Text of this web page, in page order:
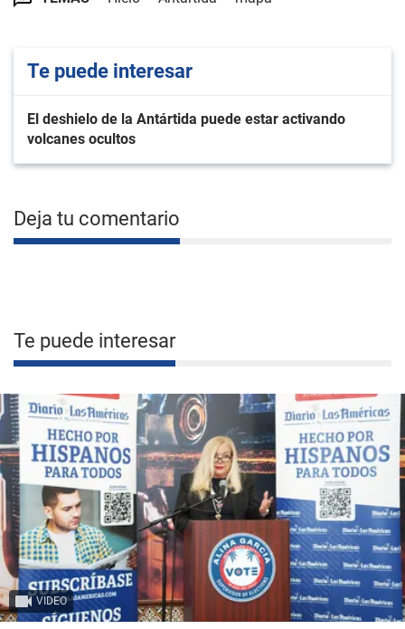
Te puede interesar
El deshielo de la Antártida puede estar activando
volcanes ocultos
Deja tu comentario
Te puede interesar
VIDEO